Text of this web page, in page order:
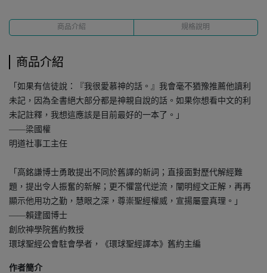
商品介紹 規格說明
商品介紹
「如果有信徒說：『我很愛慕神的話。』我會毫不猶豫推薦他讀利
未記，因為全書絕大部分都是神親自說的話。如果你想看中文的利
未記註釋，我想這應該是目前最好的一本了。」
——梁國權
明道社事工主任
「高銘謙博士勇敢提出不同於舊譯的新詞；直接面對歷代解經難
題，提出令人振奮的新解；更不懼當代逆流，闡明經文正解，再再
顯示他用功之勤，慧眼之深，尊崇聖經權威，宣揚屬靈真理。」
——賴建國博士
創欣神學院舊約教授
環球聖經公會駐會學者，《環球聖經譯本》舊約主編
作者簡介